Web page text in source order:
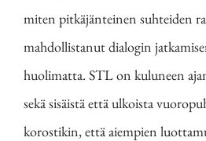
miten pitkäjänteinen suhteiden
mahdollistanut dialogin
huolimatta. STL on kuluneen
sekä sisäistä että ulkoista
korostikin, että aiempien